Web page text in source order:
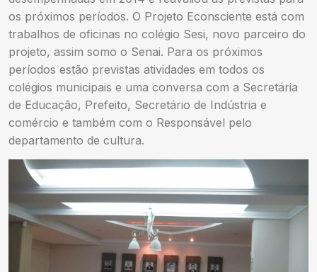
os próximos períodos. O Projeto Econsciente está com
trabalhos de oficinas no colégio Sesi, novo parceiro do
projeto, assim somo o Senai. Para os próximos
períodos estão previstas atividades em todos os
colégios municipais e uma conversa com a Secretária
de Educação, Prefeito, Secretário de Indústria e
comércio e também com o Responsável pelo
departamento de cultura.